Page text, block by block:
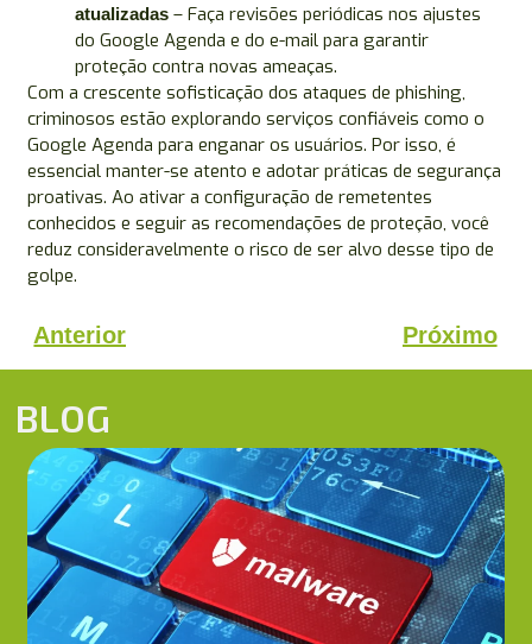
atualizadas – Faça revisões periódicas nos ajustes
do Google Agenda e do e-mail para garantir
proteção contra novas ameaças.
Com a crescente sofisticação dos ataques de phishing,
criminosos estão explorando serviços confiáveis como o
Google Agenda para enganar os usuários. Por isso, é
essencial manter-se atento e adotar práticas de segurança
proativas. Ao ativar a configuração de remetentes
conhecidos e seguir as recomendações de proteção, você
reduz consideravelmente o risco de ser alvo desse tipo de
golpe.
Anterior Próximo
BLOG